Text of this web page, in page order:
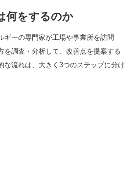
何をするのか
ギーの専門家が工場や事業所を訪問
を調査・分析して、改善点を提案する
な流れは、大きく3つのステップに分け